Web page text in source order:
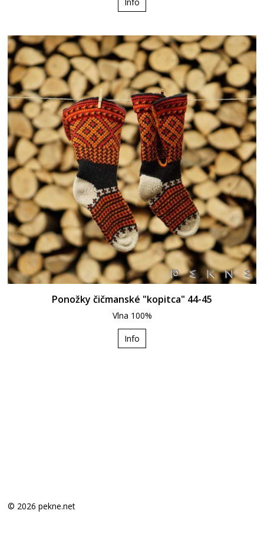
Ponožky čičmanské "kopitca" 44-45
Vlna 100%
Info
© 2026 pekne.net